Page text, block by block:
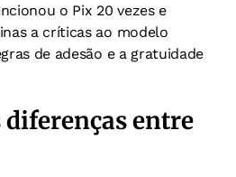
o Pix 20 vezes e
a críticas ao modelo
de adesão e a gratuidade
entre